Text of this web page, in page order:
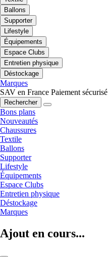
Ballons
Supporter
Lifestyle
Équipements
Espace Clubs
Entretien physique
Déstockage
Marques
SAV en France Paiement sécurisé
Rechercher
Bons plans
Nouveautés
Chaussures
Textile
Ballons
Supporter
Lifestyle
Équipements
Espace Clubs
Entretien physique
Déstockage
Marques
Ajout en cours...